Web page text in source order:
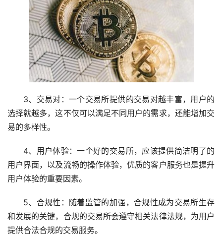
3、交易对：一个交易所提供的交易对越丰富，用户的
选择就越多，这不仅可以满足不同用户的需求，还能增加交
易的多样性。
4、用户体验：一个好的交易所，应该提供简洁明了的
用户界面，以及流畅的操作体验，优质的客户服务也是提升
用户体验的重要因素。
5、合规性：随着监管的加强，合规性成为交易所生存
和发展的关键，合规的交易所会遵守相关法律法规，为用户
提供合法合规的交易服务。